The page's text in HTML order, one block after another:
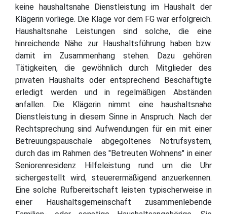
keine haushaltsnahe Dienstleistung im Haushalt der
Klägerin vorliege. Die Klage vor dem FG war erfolgreich.
Haushaltsnahe Leistungen sind solche, die eine
hinreichende Nähe zur Haushaltsführung haben bzw.
damit im Zusammenhang stehen. Dazu gehören
Tätigkeiten, die gewöhnlich durch Mitglieder des
privaten Haushalts oder entsprechend Beschäftigte
erledigt werden und in regelmäßigen Abständen
anfallen. Die Klägerin nimmt eine haushaltsnahe
Dienstleistung in diesem Sinne in Anspruch. Nach der
Rechtsprechung sind Aufwendungen für ein mit einer
Betreuungspauschale abgegoltenes Notrufsystem,
durch das im Rahmen des "Betreuten Wohnens" in einer
Seniorenresidenz Hilfeleistung rund um die Uhr
sichergestellt wird, steuerermäßigend anzuerkennen.
Eine solche Rufbereitschaft leisten typischerweise in
einer Haushaltsgemeinschaft zusammenlebende